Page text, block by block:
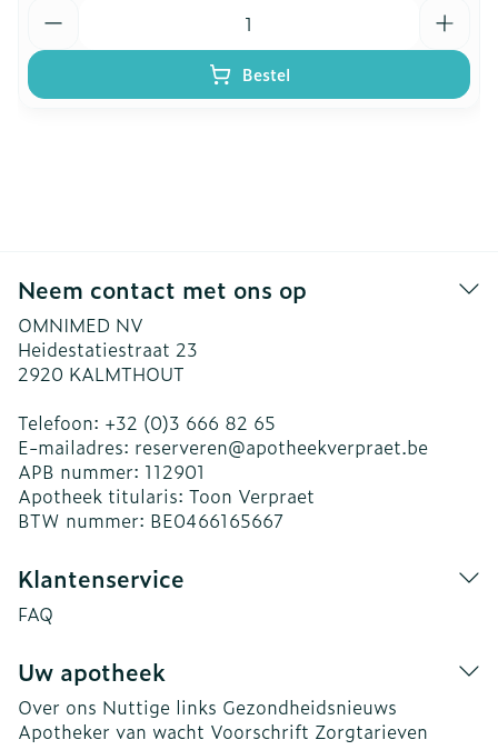
Bestel
Neem contact met ons op
OMNIMED NV
Heidestatiestraat 23
2920 KALMTHOUT
Telefoon: +32 (0)3 666 82 65
E-mailadres: reserveren@apotheekverpraet.be
APB nummer: 112901
Apotheek titularis: Toon Verpraet
BTW nummer: BE0466165667
Klantenservice
FAQ
Uw apotheek
Over ons Nuttige links Gezondheidsnieuws
Apotheker van wacht Voorschrift Zorgtarieven